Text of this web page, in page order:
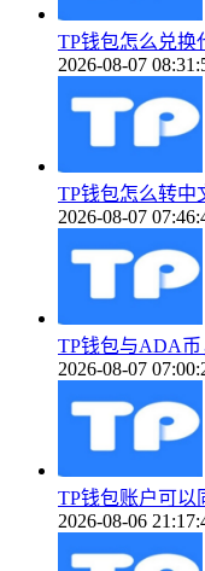
TP钱包怎么兑换
2026-08-07
TP钱包怎么转中
2026-08-07
TP钱包与ADA
2026-08-07
TP钱包账户可以
2026-08-06